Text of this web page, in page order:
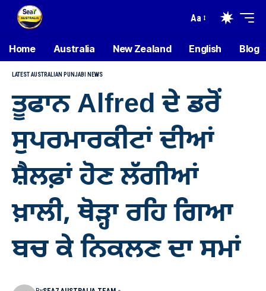
Aa
Home Australia New Zealand English Blog
LATEST AUSTRALIAN PUNJABI NEWS
ਤੂਫਾਨ Alfred ਦੇ ਡਰੋਂ
ਸੁਪਰਮਾਰਕੀਟਾਂ ਦੀਆਂ
ਸ਼ੈਲਫ਼ਾਂ ਹੋਣ ਲੱਗੀਆਂ
ਖ਼ਾਲੀ, ਥੋੜ੍ਹਾ ਰਹਿ ਗਿਆ
ਬਚ ਕੇ ਨਿਕਲਣ ਦਾ ਸਮਾਂ